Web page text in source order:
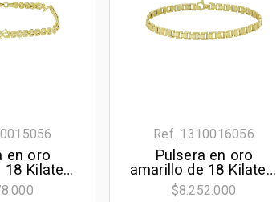
en oro
Kilates,
largo, 4
Ref. 1310016056
Pulsera en oro
amarillo de 18 Kilates,
20 cm. de largo, 5
$8.252.000